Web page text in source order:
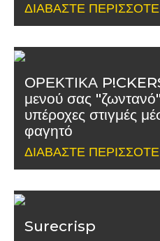
ΔΙΑΒΆΣΤΕ
ΟΡΕΚΤΙΚΑ
μενού σας
υπέροχες στιγμές
φαγητό
ΔΙΑΒΆΣΤΕ
Surecrisp